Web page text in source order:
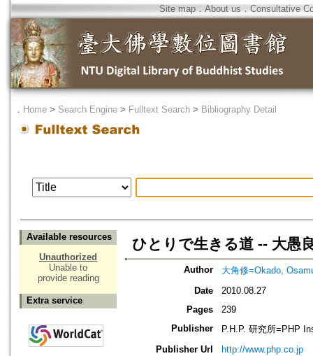
Site map．About us ． Consultative
． Home > Search Engine > Fulltext Search > Bibliography Detail
Available resources
Unauthorized
Unable to
provide reading
Extra service
ひとりで生きる道 -- 大愚
Author
大角修=Okado,
Date
2010.08.27
Pages
239
Publisher
P.H.P. 研究所=PHP
Publisher Url
http://www.php.co.jp